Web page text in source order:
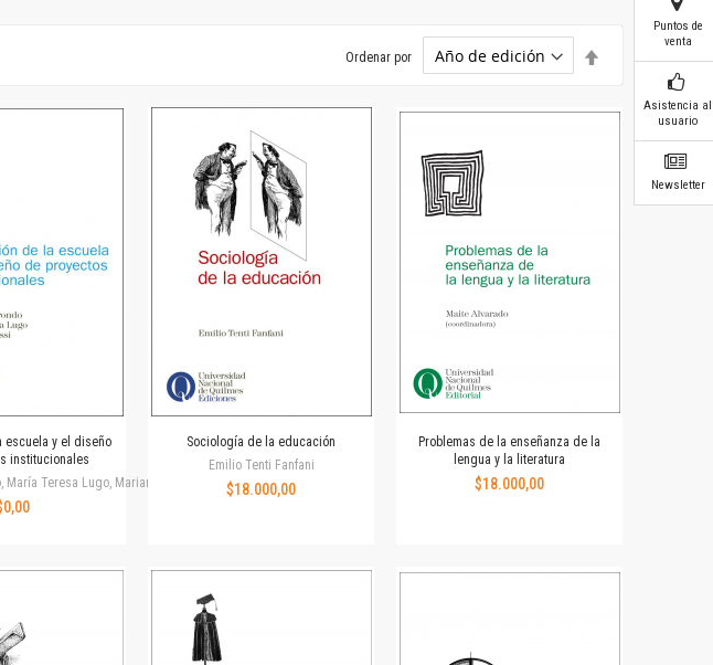
Ordenar por
descendente
escuela y el diseño
institucionales
María Teresa Lugo, Mariana Rossi
Sociología de la educación
Emilio Tenti Fanfani
$18.000,00
Problemas de la enseñanza de la
lengua y la literatura
$18.000,00
Puntos de
venta
Asistencia al
usuario
Newsletter